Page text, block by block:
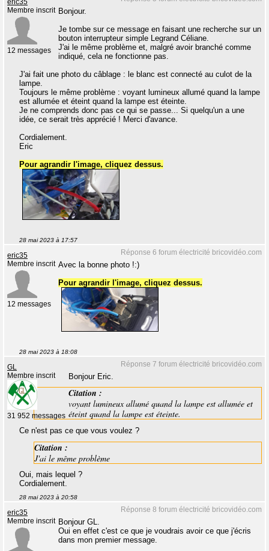
eric35
Membre inscrit
12 messages
Bonjour.
Je tombe sur ce message en faisant une recherche sur un
bouton interrupteur simple Legrand Céliane.
J'ai le même problème et, malgré avoir branché comme
indiqué, cela ne fonctionne pas.
J'ai fait une photo du câblage : le blanc est connecté au culot de la
lampe.
Toujours le même problème : voyant lumineux allumé quand la lampe
est allumée et éteint quand la lampe est éteinte.
Je ne comprends donc pas ce qui se passe... Si quelqu'un a une
idée, ce serait très apprécié ! Merci d'avance.
Cordialement.
Eric
Pour agrandir l'image, cliquez dessus.
28 mai 2023 à 17:57
Réponse 6 forum électricité bricovidéo.com
eric35
Membre inscrit
12 messages
Avec la bonne photo !:)
Pour agrandir l'image, cliquez dessus.
28 mai 2023 à 18:08
Réponse 7 forum électricité bricovidéo.com
GL
Membre inscrit
31 952 messages
Bonjour Eric.
Citation :
voyant lumineux allumé quand la lampe est allumée et
éteint quand la lampe est éteinte.
Ce n'est pas ce que vous voulez ?
Citation :
J'ai le même problème
Oui, mais lequel ?
Cordialement.
28 mai 2023 à 20:58
Réponse 8 forum électricité bricovidéo.com
eric35
Membre inscrit Bonjour GL.
Oui en effet c'est ce que je voudrais avoir ce que j'écris
dans mon premier message.